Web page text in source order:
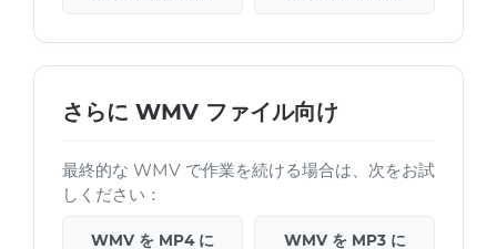
さらに WMV ファイル向け
最終的な WMV で作業を続ける場合は、次をお試
しください：
WMV を MP4 に WMV を MP3 に